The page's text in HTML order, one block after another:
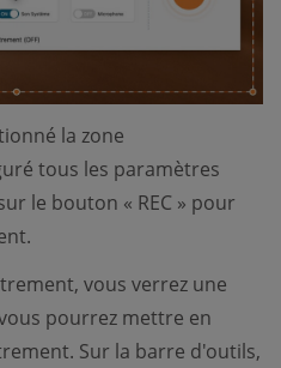
la zone
tous les paramètres
le bouton « REC » pour
vous verrez une
pourrez mettre en
Sur la barre d'outils,